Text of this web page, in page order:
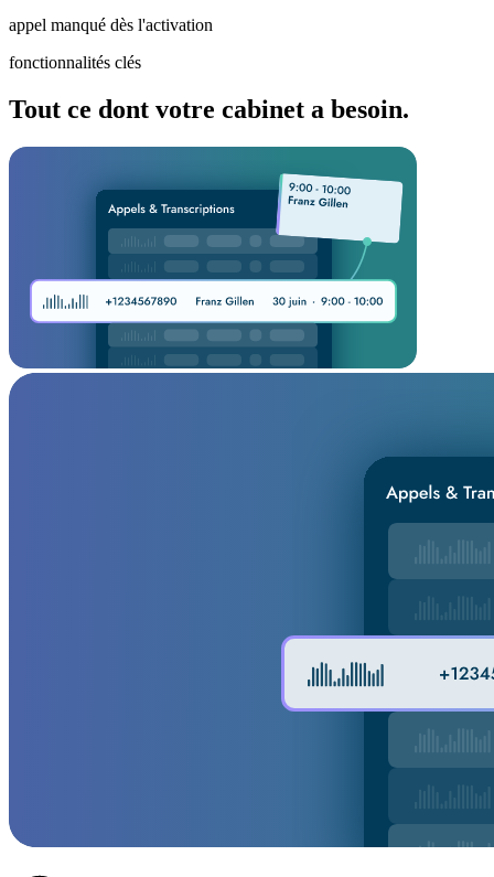
appel manqué dès l'activation
fonctionnalités clés
Tout ce dont votre cabinet a besoin.